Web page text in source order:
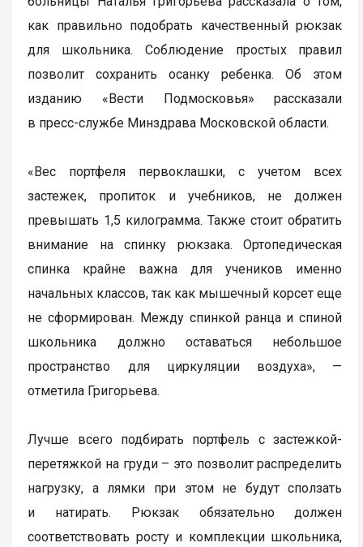
как правильно подобрать качественный рюкзак
для школьника. Соблюдение простых правил
позволит сохранить осанку ребенка. Об этом
изданию «Вести Подмосковья» рассказали
в пресс-службе Минздрава Московской области.
«Вес портфеля первоклашки, с учетом всех
застежек, пропиток и учебников, не должен
превышать 1,5 килограмма. Также стоит обратить
внимание на спинку рюкзака. Ортопедическая
спинка крайне важна для учеников именно
начальных классов, так как мышечный корсет еще
не сформирован. Между спинкой ранца и спиной
школьника должно оставаться небольшое
пространство для циркуляции воздуха», —
отметила Григорьева.
Лучше всего подбирать портфель с застежкой-
перетяжкой на груди – это позволит распределить
нагрузку, а лямки при этом не будут сползать
и натирать. Рюкзак обязательно должен
соответствовать росту и комплекции школьника,